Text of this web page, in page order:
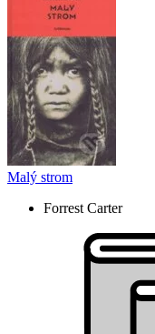
Malý strom
Forrest Carter